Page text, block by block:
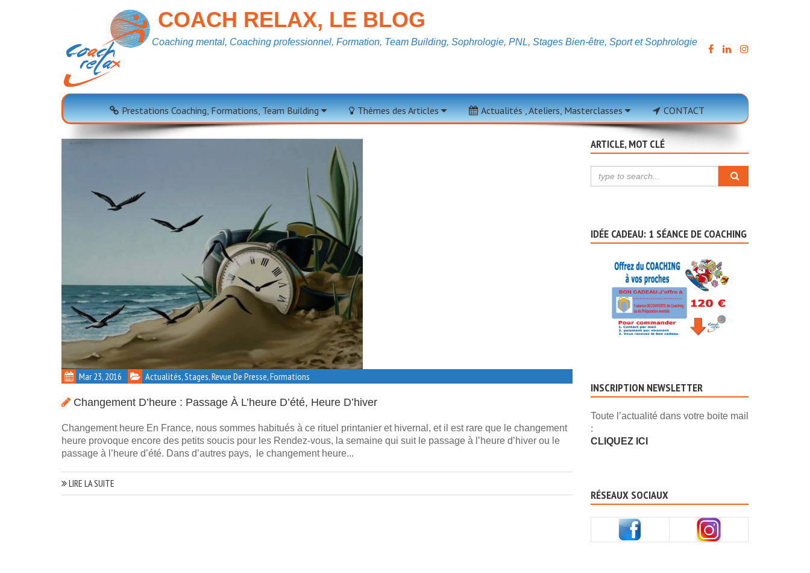
COACH RELAX, LE BLOG
Coaching mental, Coaching professionnel, Formation, Team Building, Sophrologie, PNL, Stages Bien-être, Sport et Sophrologie
Prestations Coaching, Formations, Team Building Thèmes des Articles Actualités , Ateliers, Masterclasses CONTACT
Tag Archives:Heure Hiver
Mar 23, 2016 Actualités, Stages, Revue De Presse, Formations
Changement D’heure : Passage À L’heure D’été, Heure D’hiver
Changement heure En France, nous sommes habitués à ce rituel printanier et hivernal, et il est rare que le changement
heure provoque encore des petits soucis pour les Rendez-vous, la semaine qui suit le passage à l’heure d’hiver ou le
passage à l’heure d’été. Dans d’autres pays, le changement heure...
LIRE LA SUITE
ARTICLE, MOT CLÉ
IDÉE CADEAU: 1 SÉANCE DE COACHING
INSCRIPTION NEWSLETTER
Toute l’actualité dans votre boite mail
:
CLIQUEZ ICI
RÉSEAUX SOCIAUX